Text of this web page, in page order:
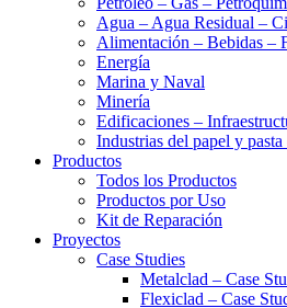
Agua – Agua Residual –
Alimentación – Bebidas –
Energía
Marina y Naval
Minería
Edificaciones –
Industrias del papel y pasta
Productos
Todos los Productos
Productos por Uso
Kit de Reparación
Proyectos
Case Studies
Metalclad – Case
Flexiclad – Case